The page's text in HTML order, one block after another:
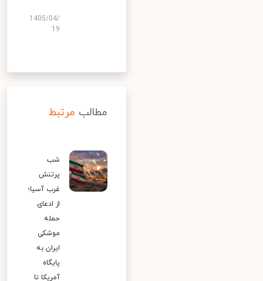
1405/04/
19
مطالب مرتبط
شب
پرتنش
غرب آسیا؛
از ادعای
حمله
موشکی
ایران به
پایگاه
آمریکا تا